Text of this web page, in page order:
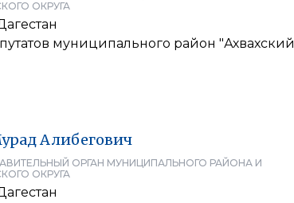
ОКРУГА
муниципального район "Ахвахский
Алибегович
ОРГАН МУНИЦИПАЛЬНОГО РАЙОНА И
ОКРУГА